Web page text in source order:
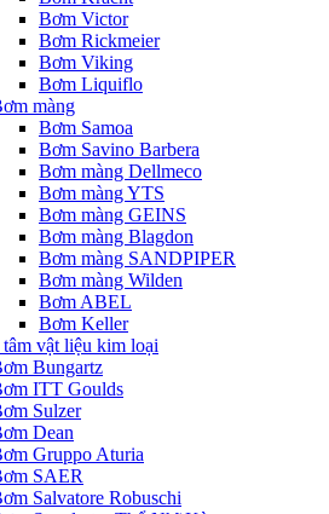
Bơm Victor
Bơm Rickmeier
Bơm Viking
Bơm Liquiflo
màng
Bơm Samoa
Bơm Savino Barbera
Bơm màng Dellmeco
Bơm màng YTS
Bơm màng GEINS
Bơm màng Blagdon
Bơm màng SANDPIPER
Bơm màng Wilden
Bơm ABEL
Bơm Keller
vật liệu kim loại
Bungartz
ITT Goulds
Sulzer
Dean
Gruppo Aturia
SAER
Salvatore Robuschi